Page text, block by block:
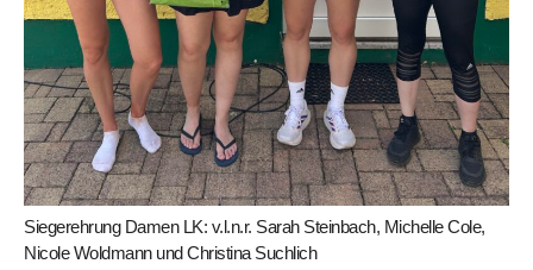
Siegerehrung Damen LK: v.l.n.r. Sarah Steinbach, Michelle Cole,
Nicole Woldmann und Christina Suchlich